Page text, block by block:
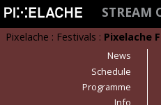
STREAM
Pixelache : Festivals : Pixelache
News
Schedule
Programme
Info